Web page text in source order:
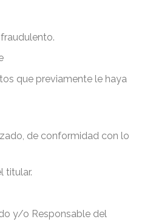
que previamente le haya
de conformidad con lo
titular.
y/o Responsable del